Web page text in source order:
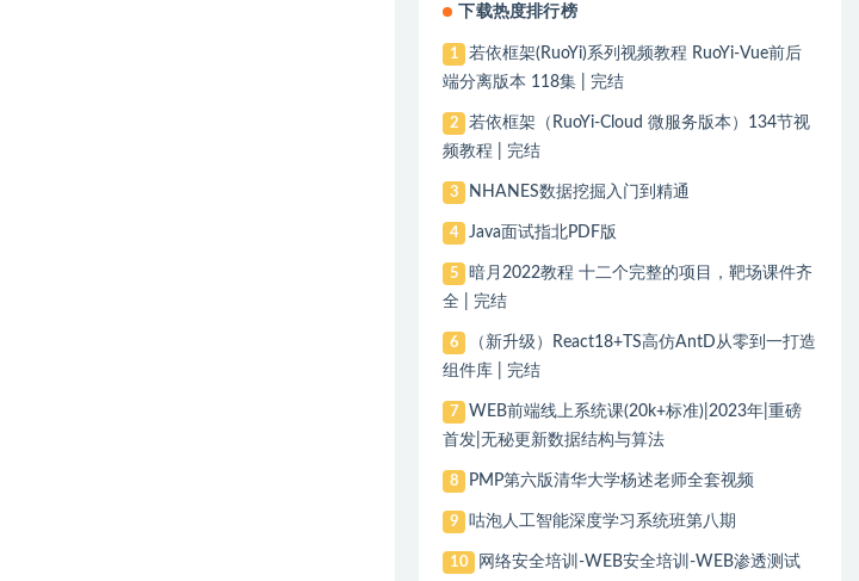
下载热度排行榜
1
若依框架(RuoYi)系列视频教程 RuoYi-Vue前后
端分离版本 118集 | 完结
2
若依框架（RuoYi-Cloud 微服务版本）134节视
频教程 | 完结
3 NHANES数据挖掘入门到精通
4 Java面试指北PDF版
5
暗月2022教程 十二个完整的项目，靶场课件齐
全 | 完结
6
（新升级）React18+TS高仿AntD从零到一打造
组件库 | 完结
7
WEB前端线上系统课(20k+标准)|2023年|重磅
首发|无秘更新数据结构与算法
8 PMP第六版清华大学杨述老师全套视频
9 咕泡人工智能深度学习系统班第八期
10
网络安全培训-WEB安全培训-WEB渗透测试